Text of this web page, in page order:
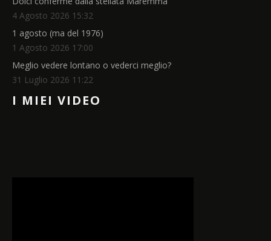
4 Agosto 2026 15:32
1 agosto (ma del 1976)
1 Agosto 2026 17:00
Meglio vedere lontano o vederci meglio?
31 Luglio 2026 11:22
I MIEI VIDEO